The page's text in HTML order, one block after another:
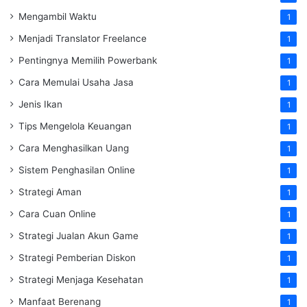
Mengambil Waktu 1
Menjadi Translator Freelance 1
Pentingnya Memilih Powerbank 1
Cara Memulai Usaha Jasa 1
Jenis Ikan 1
Tips Mengelola Keuangan 1
Cara Menghasilkan Uang 1
Sistem Penghasilan Online 1
Strategi Aman 1
Cara Cuan Online 1
Strategi Jualan Akun Game 1
Strategi Pemberian Diskon 1
Strategi Menjaga Kesehatan 1
Manfaat Berenang 1